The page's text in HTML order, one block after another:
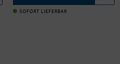
SOFORT LIEFERBAR